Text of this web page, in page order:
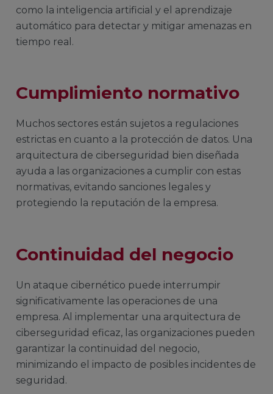
como la inteligencia artificial y el aprendizaje
automático para detectar y mitigar amenazas en
tiempo real.
Cumplimiento normativo
Muchos sectores están sujetos a regulaciones
estrictas en cuanto a la protección de datos. Una
arquitectura de ciberseguridad bien diseñada
ayuda a las organizaciones a cumplir con estas
normativas, evitando sanciones legales y
protegiendo la reputación de la empresa.
Continuidad del negocio
Un ataque cibernético puede interrumpir
significativamente las operaciones de una
empresa. Al implementar una arquitectura de
ciberseguridad eficaz, las organizaciones pueden
garantizar la continuidad del negocio,
minimizando el impacto de posibles incidentes de
seguridad.